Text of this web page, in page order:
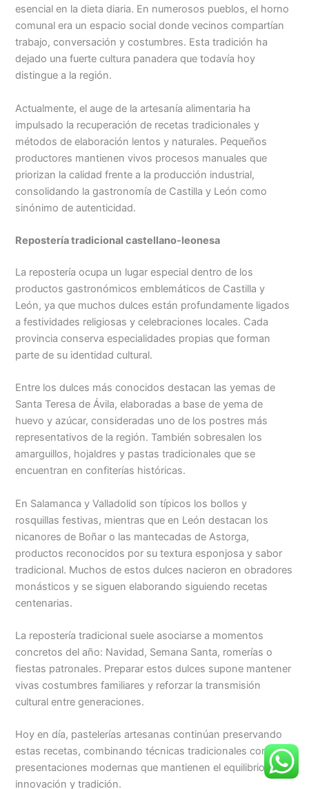
esencial en la dieta diaria. En numerosos pueblos, el horno
comunal era un espacio social donde vecinos compartían
trabajo, conversación y costumbres. Esta tradición ha
dejado una fuerte cultura panadera que todavía hoy
distingue a la región.
Actualmente, el auge de la artesanía alimentaria ha
impulsado la recuperación de recetas tradicionales y
métodos de elaboración lentos y naturales. Pequeños
productores mantienen vivos procesos manuales que
priorizan la calidad frente a la producción industrial,
consolidando la gastronomía de Castilla y León como
sinónimo de autenticidad.
Repostería tradicional castellano-leonesa
La repostería ocupa un lugar especial dentro de los
productos gastronómicos emblemáticos de Castilla y
León, ya que muchos dulces están profundamente ligados
a festividades religiosas y celebraciones locales. Cada
provincia conserva especialidades propias que forman
parte de su identidad cultural.
Entre los dulces más conocidos destacan las yemas de
Santa Teresa de Ávila, elaboradas a base de yema de
huevo y azúcar, consideradas uno de los postres más
representativos de la región. También sobresalen los
amarguillos, hojaldres y pastas tradicionales que se
encuentran en confiterías históricas.
En Salamanca y Valladolid son típicos los bollos y
rosquillas festivas, mientras que en León destacan los
nicanores de Boñar o las mantecadas de Astorga,
productos reconocidos por su textura esponjosa y sabor
tradicional. Muchos de estos dulces nacieron en obradores
monásticos y se siguen elaborando siguiendo recetas
centenarias.
La repostería tradicional suele asociarse a momentos
concretos del año: Navidad, Semana Santa, romerías o
fiestas patronales. Preparar estos dulces supone mantener
vivas costumbres familiares y reforzar la transmisión
cultural entre generaciones.
Hoy en día, pastelerías artesanas continúan preservando
estas recetas, combinando técnicas tradicionales con
presentaciones modernas que mantienen el equilibrio entre
innovación y tradición.